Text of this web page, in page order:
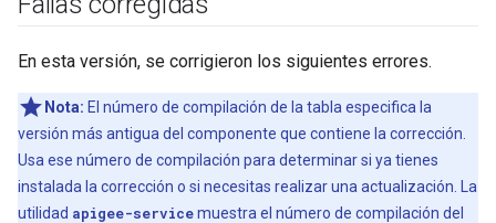
En esta versión, se corrigieron los siguientes errores.
Nota: El número de compilación de la tabla especifica la
versión más antigua del componente que contiene la corrección.
Usa ese número de compilación para determinar si ya tienes
instalada la corrección o si necesitas realizar una actualización. La
utilidad apigee-servicemuestra el número de compilación del